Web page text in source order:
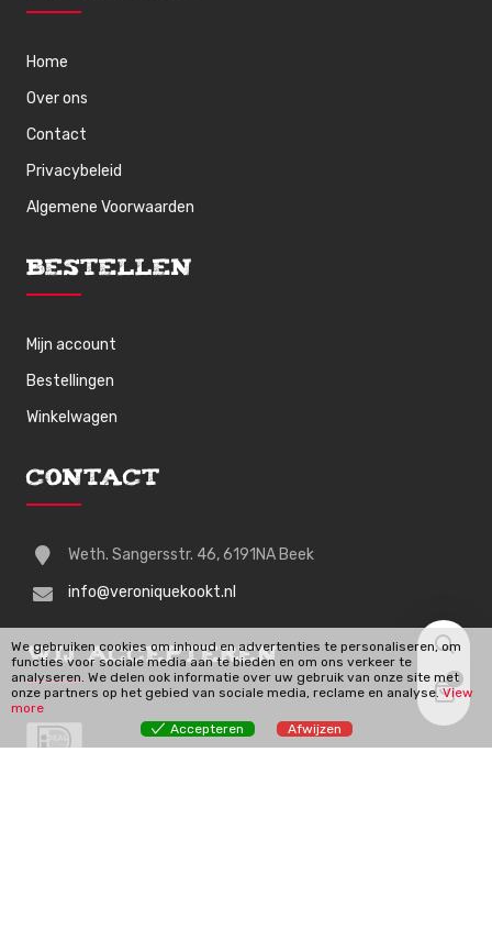
0
Home
Over ons
Contact
Privacybeleid
Algemene Voorwaarden
Bestellen
Mijn account
Bestellingen
Winkelwagen
Contact
Weth. Sangersstr. 46, 6191NA Beek
info@veroniquekookt.nl
Wij Accepteren
We gebruiken cookies om inhoud en advertenties te personaliseren, om
functies voor sociale media aan te bieden en om ons verkeer te
analyseren. We delen ook informatie over uw gebruik van onze site met
onze partners op het gebied van sociale media, reclame en analyse.View
more
Accepteren
Afwijzen